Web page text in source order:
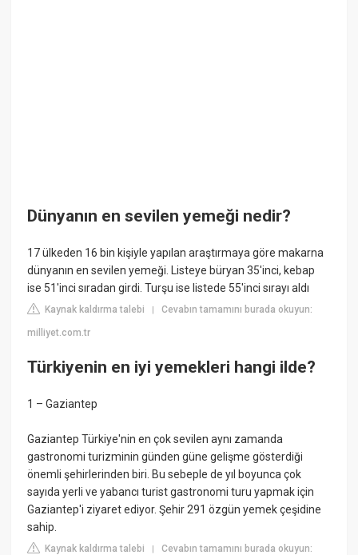
Dünyanın en sevilen yemeği nedir?
17 ülkeden 16 bin kişiyle yapılan araştırmaya göre makarna
dünyanın en sevilen yemeği. Listeye büryan 35'inci, kebap
ise 51'inci sıradan girdi. Turşu ise listede 55'inci sırayı aldı
Kaynak kaldırma talebi |Cevabın tamamını burada okuyun:
milliyet.com.tr
Türkiyenin en iyi yemekleri hangi ilde?
1 – Gaziantep
Gaziantep Türkiye'nin en çok sevilen aynı zamanda
gastronomi turizminin günden güne gelişme gösterdiği
önemli şehirlerinden biri. Bu sebeple de yıl boyunca çok
sayıda yerli ve yabancı turist gastronomi turu yapmak için
Gaziantep'i ziyaret ediyor. Şehir 291 özgün yemek çeşidine
sahip.
Kaynak kaldırma talebi |Cevabın tamamını burada okuyun: